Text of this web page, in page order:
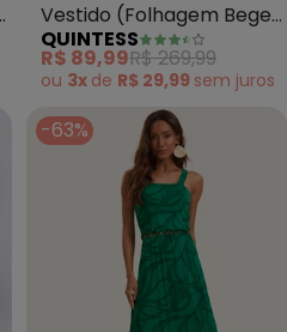
Vestido (Folhagem Bege)
em Linho
QUINTESS
R$ 89,99R$ 269,99
ou 3x de R$ 29,99 sem juros
-63%